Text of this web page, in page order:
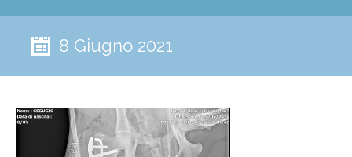
8 Giugno 2021